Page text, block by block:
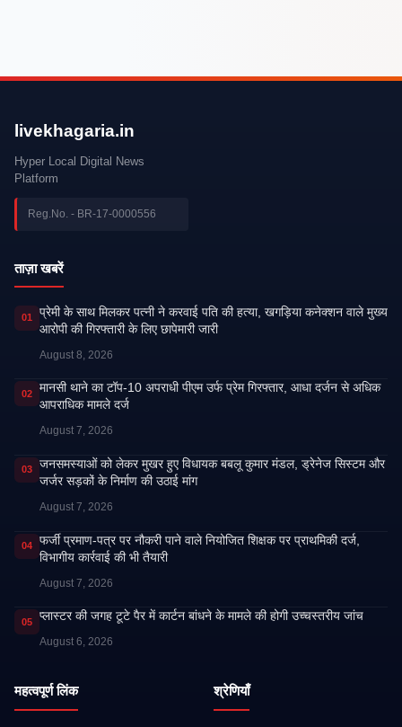
livekhagaria.in
Hyper Local Digital News
Platform
Reg.No. - BR-17-0000556
ताज़ा खबरें
01
प्रेमी के साथ मिलकर पत्नी ने करवाई पति की हत्या, खगड़िया कनेक्शन वाले मुख्य
आरोपी की गिरफ्तारी के लिए छापेमारी जारी
August 8, 2026
02
मानसी थाने का टॉप-10 अपराधी पीएम उर्फ प्रेम गिरफ्तार, आधा दर्जन से अधिक
आपराधिक मामले दर्ज
August 7, 2026
03
जनसमस्याओं को लेकर मुखर हुए विधायक बबलू कुमार मंडल, ड्रेनेज सिस्टम और
जर्जर सड़कों के निर्माण की उठाई मांग
August 7, 2026
04
फर्जी प्रमाण-पत्र पर नौकरी पाने वाले नियोजित शिक्षक पर प्राथमिकी दर्ज,
विभागीय कार्रवाई की भी तैयारी
August 7, 2026
05 प्लास्टर की जगह टूटे पैर में कार्टन बांधने के मामले की होगी उच्चस्तरीय जांच
August 6, 2026
महत्वपूर्ण लिंक श्रेणियाँ